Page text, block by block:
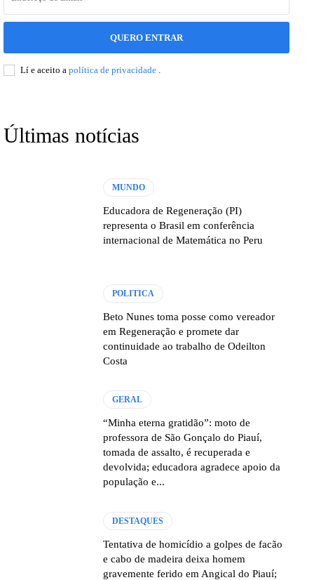
QUERO ENTRAR
Lí e aceito a política de privacidade
Últimas notícias
MUNDO
Educadora de Regeneração (PI)
representa o Brasil em conferência
internacional de Matemática no Peru
POLITICA
Beto Nunes toma posse como vereador
em Regeneração e promete dar
continuidade ao trabalho de Odeilton
Costa
GERAL
“Minha eterna gratidão”: moto de
professora de São Gonçalo do Piauí,
tomada de assalto, é recuperada e
devolvida; educadora agradece apoio da
população e...
DESTAQUES
Tentativa de homicídio a golpes de facão
e cabo de madeira deixa homem
gravemente ferido em Angical do Piauí;